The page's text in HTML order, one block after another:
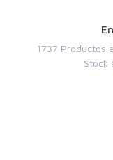
1737 Productos
Stock